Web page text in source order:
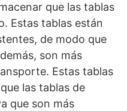
que las tablas
Estas tablas están
de modo que
son más
Estas tablas
las tablas de
que son más